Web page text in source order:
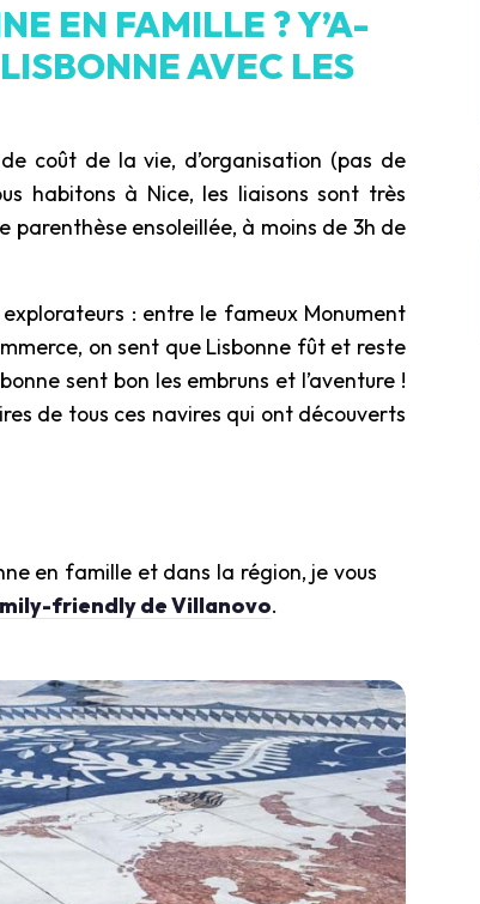
EN FAMILLE ? Y’A-
AVEC LES
coût de la vie, d’organisation (pas de
habitons à Nice, les liaisons sont très
ensoleillée, à moins de 3h de
: entre le fameux Monument
on sent que Lisbonne fût et reste
sent bon les embruns et l’aventure !
de tous ces navires qui ont découverts
en famille et dans la région, je vous
friendly de Villanovo.